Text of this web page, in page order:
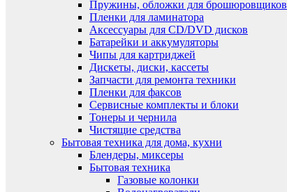
Пружины, обложки для брошюровщиков
Пленки для ламинатора
Аксессуары для CD/DVD дисков
Батарейки и аккумуляторы
Чипы для картриджей
Дискеты, диски, кассеты
Запчасти для ремонта техники
Пленки для факсов
Сервисные комплекты и блоки
Тонеры и чернила
Чистящие средства
Бытовая техника для дома, кухни
Блендеры, миксеры
Бытовая техника
Газовые колонки